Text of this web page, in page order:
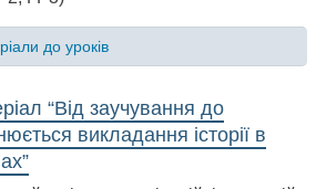
до уроків
“Від заучування до
викладання історії в